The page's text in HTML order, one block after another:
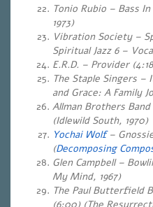
Tonio Rubio – Bass
1973)
Vibration Society –
Spiritual Jazz 6 –
E.R.D. – Provider
The Staple Singers –
and Grace: A Family
Allman Brothers
(Idlewild South, 1970)
Yochai Wolf–
(Decomposing
Glen Campbell –
My Mind, 1967)
The Paul Butterfield